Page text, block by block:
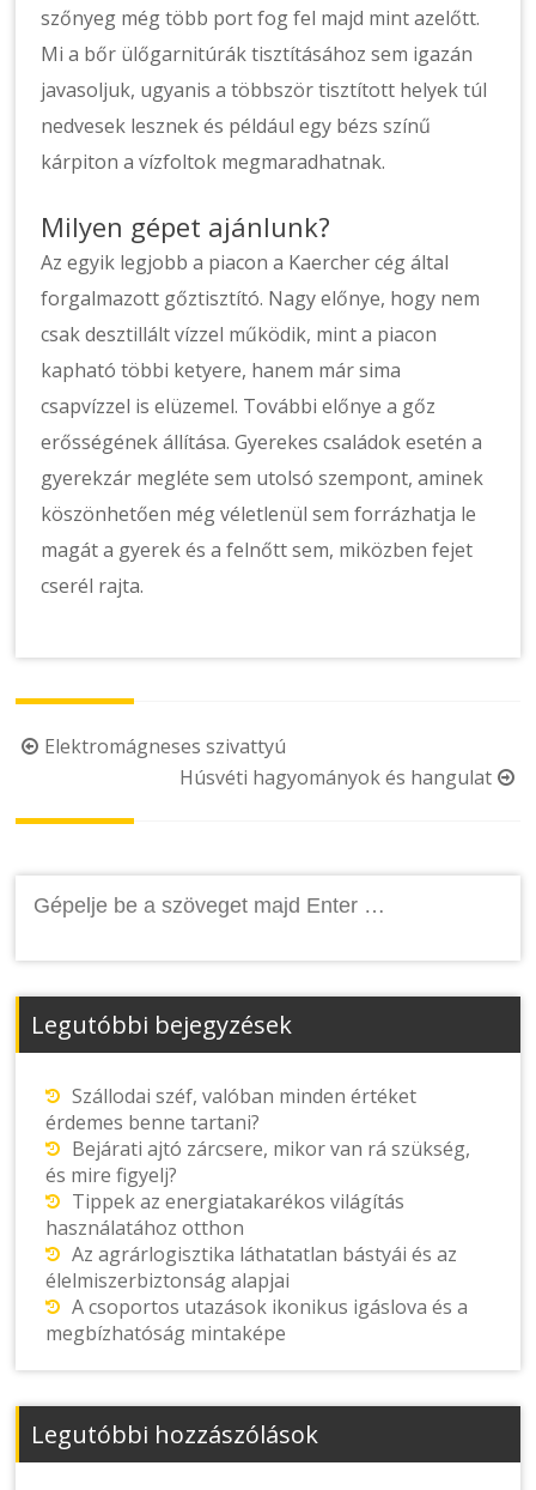
szőnyeg még több port fog fel majd mint azelőtt.
Mi a bőr ülőgarnitúrák tisztításához sem igazán
javasoljuk, ugyanis a többször tisztított helyek túl
nedvesek lesznek és például egy bézs színű
kárpiton a vízfoltok megmaradhatnak.
Milyen gépet ajánlunk?
Az egyik legjobb a piacon a Kaercher cég által
forgalmazott gőztisztító. Nagy előnye, hogy nem
csak desztillált vízzel működik, mint a piacon
kapható többi ketyere, hanem már sima
csapvízzel is elüzemel. További előnye a gőz
erősségének állítása. Gyerekes családok esetén a
gyerekzár megléte sem utolsó szempont, aminek
köszönhetően még véletlenül sem forrázhatja le
magát a gyerek és a felnőtt sem, miközben fejet
cserél rajta.
PostElektromágneses szivattyú
Húsvéti hagyományok és hangulat
Legutóbbi bejegyzések
Szállodai széf, valóban minden értéket
érdemes benne tartani?
Bejárati ajtó zárcsere, mikor van rá szükség,
és mire figyelj?
Tippek az energiatakarékos világítás
használatához otthon
Az agrárlogisztika láthatatlan bástyái és az
élelmiszerbiztonság alapjai
A csoportos utazások ikonikus igáslova és a
megbízhatóság mintaképe
Legutóbbi hozzászólások